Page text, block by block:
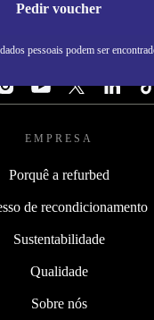
Pedir voucher
pessoais podem ser
-
SEGUE-NOS
EMPRESA
Porquê a refurbed
de recondicionamento
Sustentabilidade
Qualidade
Sobre nós